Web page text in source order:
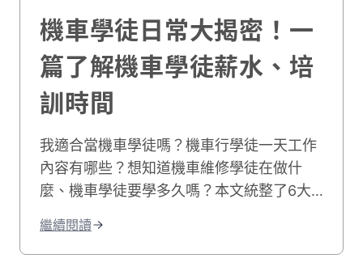
機車學徒日常大揭密！一
篇了解機車學徒薪水、培
訓時間
我適合當機車學徒嗎？機車行學徒一天工作
內容有哪些？想知道機車維修學徒在做什
麼、機車學徒要學多久嗎？本文統整了6大
機車學徒薪水，最後也附上相關職缺給想學
修機車的你！
繼續閱讀